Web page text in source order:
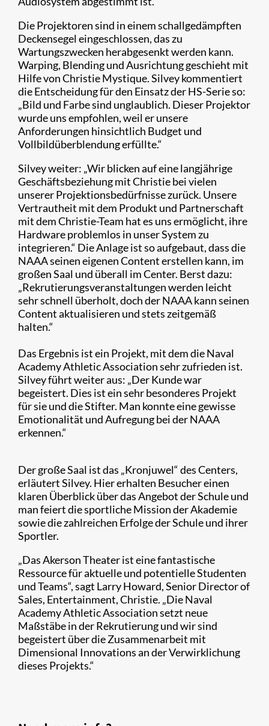
Die Projektoren sind in einem schallgedämpften
Deckensegel eingeschlossen, das zu
Wartungszwecken herabgesenkt werden kann.
Warping, Blending und Ausrichtung geschieht mit
Hilfe von Christie Mystique. Silvey kommentiert
die Entscheidung für den Einsatz der HS-Serie so:
„Bild und Farbe sind unglaublich. Dieser Projektor
wurde uns empfohlen, weil er unsere
Anforderungen hinsichtlich Budget und
Vollbildüberblendung erfüllte.“
Silvey weiter: „Wir blicken auf eine langjährige
Geschäftsbeziehung mit Christie bei vielen
unserer Projektionsbedürfnisse zurück. Unsere
Vertrautheit mit dem Produkt und Partnerschaft
mit dem Christie-Team hat es uns ermöglicht, ihre
Hardware problemlos in unser System zu
integrieren.“ Die Anlage ist so aufgebaut, dass die
NAAA seinen eigenen Content erstellen kann, im
großen Saal und überall im Center. Berst dazu:
„Rekrutierungsveranstaltungen werden leicht
sehr schnell überholt, doch der NAAA kann seinen
Content aktualisieren und stets zeitgemäß
halten.“
Das Ergebnis ist ein Projekt, mit dem die Naval
Academy Athletic Association sehr zufrieden ist.
Silvey führt weiter aus: „Der Kunde war
begeistert. Dies ist ein sehr besonderes Projekt
für sie und die Stifter. Man konnte eine gewisse
Emotionalität und Aufregung bei der NAAA
erkennen.“
Der große Saal ist das „Kronjuwel“ des Centers,
erläutert Silvey. Hier erhalten Besucher einen
klaren Überblick über das Angebot der Schule und
man feiert die sportliche Mission der Akademie
sowie die zahlreichen Erfolge der Schule und ihrer
Sportler.
„Das Akerson Theater ist eine fantastische
Ressource für aktuelle und potentielle Studenten
und Teams“, sagt Larry Howard, Senior Director of
Sales, Entertainment, Christie. „Die Naval
Academy Athletic Association setzt neue
Maßstäbe in der Rekrutierung und wir sind
begeistert über die Zusammenarbeit mit
Dimensional Innovations an der Verwirklichung
dieses Projekts.“